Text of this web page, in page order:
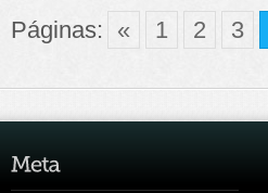
Páginas: « 1 2 3